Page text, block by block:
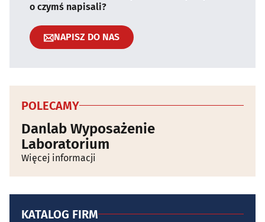
o czymś napisali?
NAPISZ DO NAS
POLECAMY
Danlab Wyposażenie
Laboratorium
Więcej informacji
KATALOG FIRM